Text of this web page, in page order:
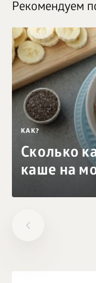
Рекомендуем
КАК?
Сколько
каше на